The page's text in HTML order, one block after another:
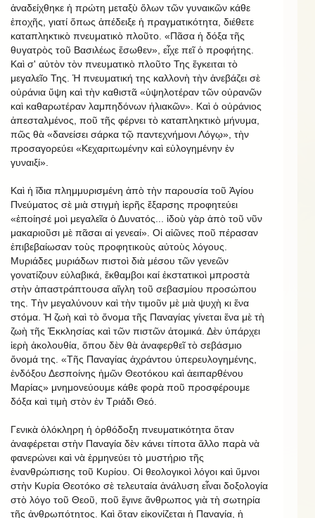
ἀναδείχθηκε ἡ πρώτη μεταξὺ ὅλων τῶν γυναικῶν κάθε
ἐποχῆς, γιατί ὅπως ἀπέδειξε ἡ πραγματικότητα, διέθετε
καταπληκτικὸ πνευματικὸ πλοῦτο. «Πᾶσα ἡ δόξα τῆς
θυγατρὸς τοῦ Βασιλέως ἔσωθεν», εἶχε πεῖ ὁ προφήτης.
Καὶ σ' αὐτὸν τὸν πνευματικὸ πλοῦτο Της ἔγκειται τὸ
μεγαλεῖο Της. Ἡ πνευματική της καλλονὴ τὴν ἀνεβάζει σὲ
οὐράνια ὕψη καὶ τὴν καθιστᾶ «ὑψηλοτέραν τῶν οὐρανῶν
καὶ καθαρωτέραν λαμπηδόνων ἡλιακῶν». Καὶ ὁ οὐράνιος
ἀπεσταλμένος, ποῦ τῆς φέρνει τὸ καταπληκτικὸ μήνυμα,
πῶς θὰ «δανείσει σάρκα τῷ παντεχνήμονι Λόγῳ», τὴν
προσαγορεύει «Κεχαριτωμένην καὶ εὐλογημένην ἐν
γυναιξί».
Kαὶ ἡ ἴδια πλημμυρισμένη ἀπὸ τὴν παρουσία τοῦ Ἁγίου
Πνεύματος σὲ μιὰ στιγμὴ ἱερῆς ἔξαρσης προφητεύει
«ἐποίησέ μοὶ μεγαλεῖα ὁ Δυνατός... ἰδοὺ γὰρ ἀπὸ τοῦ νῦν
μακαριοῦσι μὲ πᾶσαι αἱ γενεαί». Οἱ αἰῶνες ποῦ πέρασαν
ἐπιβεβαίωσαν τοὺς προφητικοὺς αὐτοὺς λόγους.
Μυριάδες μυριάδων πιστοὶ διὰ μέσου τῶν γενεῶν
γονατίζουν εὐλαβικά, ἔκθαμβοι καί ἐκστατικοὶ μπροστὰ
στὴν ἀπαστράπτουσα αἴγλη τοῦ σεβασμίου προσώπου
της. Τὴν μεγαλύνουν καὶ τὴν τιμοῦν μὲ μιὰ ψυχὴ κι ἕνα
στόμα. Ἡ ζωὴ καὶ τὸ ὄνομα τῆς Παναγίας γίνεται ἕνα μὲ τὴ
ζωὴ τῆς Ἐκκλησίας καὶ τῶν πιστῶν ἀτομικά. Δὲν ὑπάρχει
ἱερὴ ἀκολουθία, ὅπου δὲν θὰ ἀναφερθεῖ τὸ σεβάσμιο
ὄνομά της. «Τῆς Παναγίας ἀχράντου ὑπερευλογημένης,
ἐνδόξου Δεσποίνης ἡμῶν Θεοτόκου καὶ ἀειπαρθένου
Μαρίας» μνημονεύουμε κάθε φορὰ ποῦ προσφέρουμε
δόξα καὶ τιμὴ στὸν ἐν Τριάδι Θεό.
Γενικὰ ὁλόκληρη ἡ ὀρθόδοξη πνευματικότητα ὅταν
ἀναφέρεται στὴν Παναγία δὲν κάνει τίποτα ἄλλο παρὰ νὰ
φανερώνει καὶ νὰ ἑρμηνεύει τὸ μυστήριο τῆς
ἐνανθρώπισης τοῦ Κυρίου. Οἱ θεολογικοὶ λόγοι καὶ ὕμνοι
στὴν Κυρία Θεοτόκο σὲ τελευταία ἀνάλυση εἶναι δοξολογία
στὸ λόγο τοῦ Θεοῦ, ποῦ ἔγινε ἄνθρωπος γιὰ τὴ σωτηρία
τῆς ἀνθρωπότητος. Καὶ ὅταν εἰκονίζεται ἡ Παναγία, ἡ